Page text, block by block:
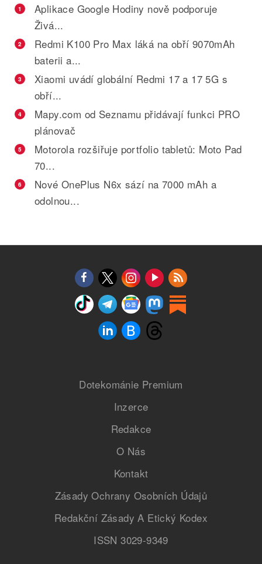
1
Aplikace Google Hodiny nově podporuje
Živá...
2
Redmi K100 Pro Max láká na obří 9070mAh
baterii a...
3
Xiaomi uvádí globální Redmi 17 a 17 5G s
obří...
4
Mapy.com od Seznamu přidávají funkci PRO
plánovač
5
Motorola rozšiřuje portfolio tabletů: Moto Pad
70...
6
Nové OnePlus N6x sází na 7000 mAh a
odolnou...
Dotekománie Premium
Inzerce
Redakce
O Nás
Kontakt
Zásady Ochrany Osobních Údajů
Redakční Zásady A Etický Kodex
ISSN 3029-9349